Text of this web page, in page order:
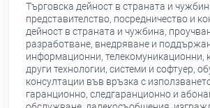
Търговска дейност в страната и
представителство, посредничество и
дейност в страната и чужбина,
разработване, внедряване и
информационни, телекомуникационни,
други технологии, системи и софтуер,
консултации във връзка с
гаранционно, следгаранционно и